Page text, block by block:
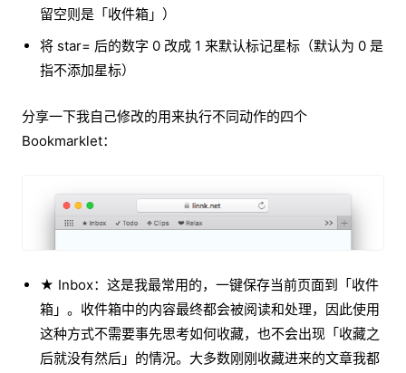
留空则是「收件箱」）
将 star= 后的数字 0 改成 1 来默认标记星标（默认为 0 是
指不添加星标）
分享一下我自己修改的用来执行不同动作的四个
Bookmarklet：
★ Inbox：这是我最常用的，一键保存当前页面到「收件
箱」。收件箱中的内容最终都会被阅读和处理，因此使用
这种方式不需要事先思考如何收藏，也不会出现「收藏之
后就没有然后」的情况。大多数刚刚收藏进来的文章我都